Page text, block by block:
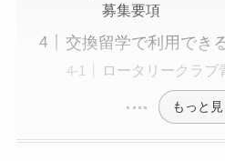
募集要項
交換留学で利用でき
ロータリークラブ
もっと見